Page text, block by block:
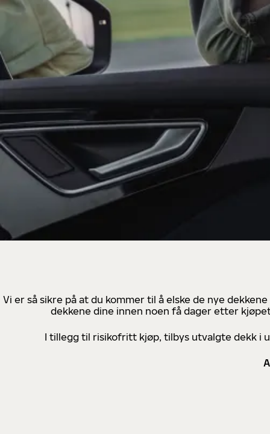
Vi er så sikre på at du kommer til å elske de nye
dekkene dine innen noen få dager etter
I tillegg til risikofritt kjøp, tilbys utvalgte dekk i